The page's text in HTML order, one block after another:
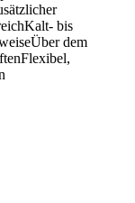
bis
dem